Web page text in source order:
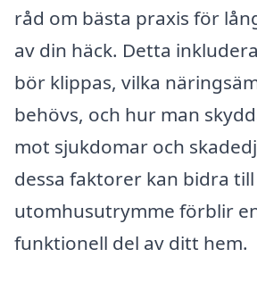
råd om bästa praxis för
av din häck. Detta
bör klippas, vilka
behövs, och hur man
mot sjukdomar och
dessa faktorer kan bidra
utomhusutrymme förblir
funktionell del av ditt hem.